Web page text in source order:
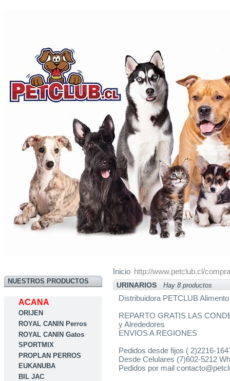
NUESTROS PRODUCTOS
ACANA
ORIJEN
ROYAL CANIN Perros
ROYAL CANIN Gatos
SPORTMIX
PROPLAN PERROS
EUKANUBA
BIL JAC
Inicio http://www.petclub.cl/
URINARIOS Hay 8 productos
Distribuidora PETCLUB
REPARTO GRATIS LAS
y Alrededores
ENVIOS A REGIONES
Pedidos desde fijos ( 2)2216-
Desde Celulares (7)602-5212
Pedidos por mail